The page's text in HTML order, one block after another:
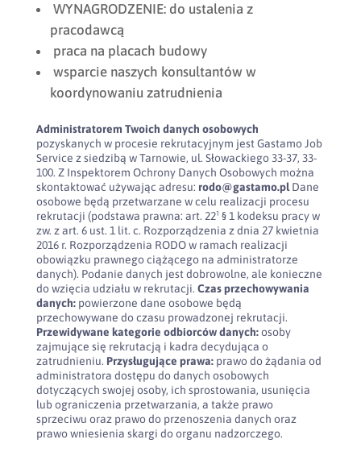
WYNAGRODZENIE: do ustalenia z
pracodawcą
praca na placach budowy
wsparcie naszych konsultantów w
koordynowaniu zatrudnienia
Administratorem Twoich danych osobowych
pozyskanych w procesie rekrutacyjnym jest Gastamo Job
Service z siedzibą w Tarnowie, ul. Słowackiego 33-37, 33-
100. Z Inspektorem Ochrony Danych Osobowych można
skontaktować używając adresu: rodo@gastamo.plDane
osobowe będą przetwarzane w celu realizacji procesu
rekrutacji (podstawa prawna: art. 22¹ § 1 kodeksu pracy w
zw. z art. 6 ust. 1 lit. c. Rozporządzenia z dnia 27 kwietnia
2016 r. Rozporządzenia RODO w ramach realizacji
obowiązku prawnego ciążącego na administratorze
danych). Podanie danych jest dobrowolne, ale konieczne
do wzięcia udziału w rekrutacji. Czas przechowywania
danych:powierzone dane osobowe będą
przechowywane do czasu prowadzonej rekrutacji.
Przewidywane kategorie odbiorców danych:osoby
zajmujące się rekrutacją i kadra decydująca o
zatrudnieniu. Przysługujące prawa:prawo do żądania od
administratora dostępu do danych osobowych
dotyczących swojej osoby, ich sprostowania, usunięcia
lub ograniczenia przetwarzania, a także prawo
sprzeciwu oraz prawo do przenoszenia danych oraz
prawo wniesienia skargi do organu nadzorczego.